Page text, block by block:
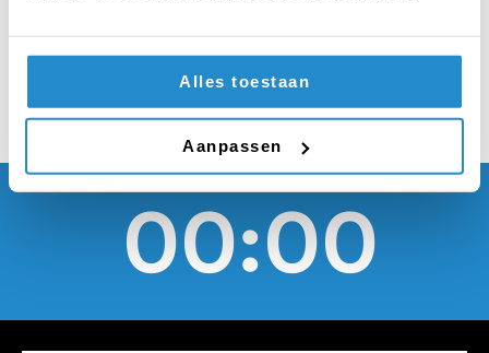
Alles toestaan
Aanpassen
00:00